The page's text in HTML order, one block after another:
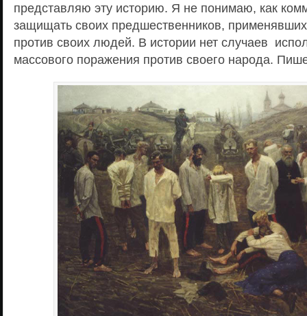
представляю эту историю. Я не понимаю, как
защищать своих предшественников,
против своих людей. В истории нет случаев
массового поражения против своего народа.